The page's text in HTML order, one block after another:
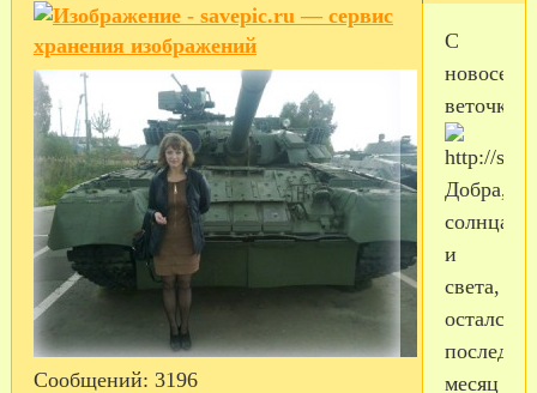
Сообщений: 3196
С
веточка!
Добра,
солнца
и
света,
остался
месяц